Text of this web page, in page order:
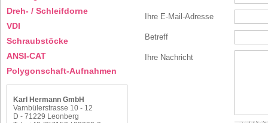
Ihre E-Mail-Adresse
Betreff
Ihre Nachricht
Dreh- / Schleifdorne
VDI
Schraubstöcke
ANSI-CAT
Polygonschaft-Aufnahmen
Karl Hermann GmbH
Varnbülerstrasse 10 - 12
D - 71229 Leonberg